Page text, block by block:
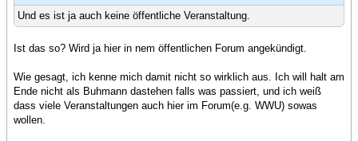
Und es ist ja auch keine öffentliche Veranstaltung.
Ist das so? Wird ja hier in nem öffentlichen Forum angekündigt.
Wie gesagt, ich kenne mich damit nicht so wirklich aus. Ich will halt am
Ende nicht als Buhmann dastehen falls was passiert, und ich weiß
dass viele Veranstaltungen auch hier im Forum(e.g. WWU) sowas
wollen.